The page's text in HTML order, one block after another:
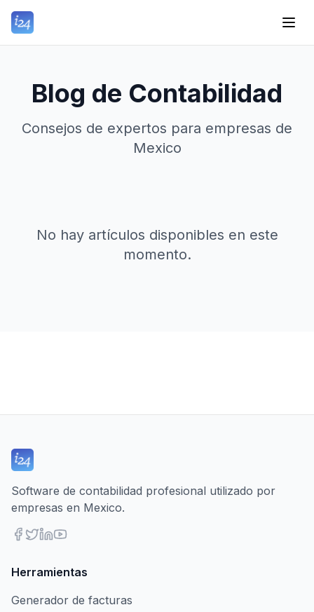
Blog de Contabilidad
Consejos de expertos para empresas de
Mexico
No hay artículos disponibles en este
momento.
Software de contabilidad profesional utilizado por
empresas en Mexico.
Herramientas
Generador de facturas